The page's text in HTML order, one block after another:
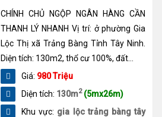
CHÍNH CHỦ NGỘP NGÂN HÀNG CẦN
THANH LÝ NHANH Vị trí: ở phường Gia
Lộc Thị xã Trảng Bàng Tỉnh Tây Ninh.
Diện tích: 130m2, thổ cư 100%, đất...
Giá: 980 Triệu
Diện tích: 130m2 (5mx26m)
Khu vực: gia lộc trảng bàng tây